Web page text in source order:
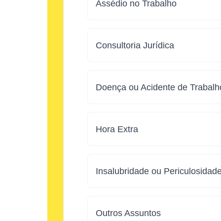
Assédio no Trabalho
Consultoria Jurídica
Doença ou Acidente de
Hora Extra
Insalubridade ou
Outros Assuntos